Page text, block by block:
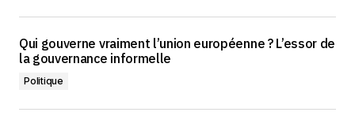
Qui gouverne vraiment l’union européenne ? L’essor de
la gouvernance informelle
Politique